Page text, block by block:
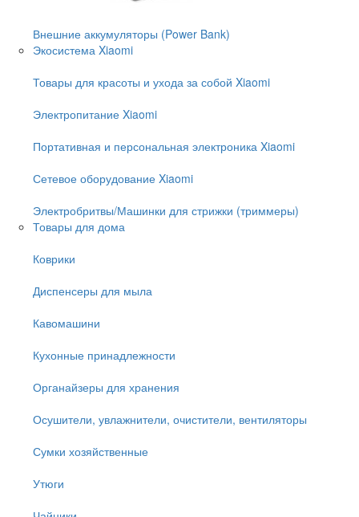
Внешние аккумуляторы (Power Bank)
Экосистема Xiaomi
Товары для красоты и ухода за собой Xiaomi
Электропитание Xiaomi
Портативная и персональная электроника Xiaomi
Сетевое оборудование Xiaomi
Электробритвы/Машинки для стрижки (триммеры)
Товары для дома
Коврики
Диспенсеры для мыла
Кавомашини
Кухонные принадлежности
Органайзеры для хранения
Осушители, увлажнители, очистители, вентиляторы
Сумки хозяйственные
Утюги